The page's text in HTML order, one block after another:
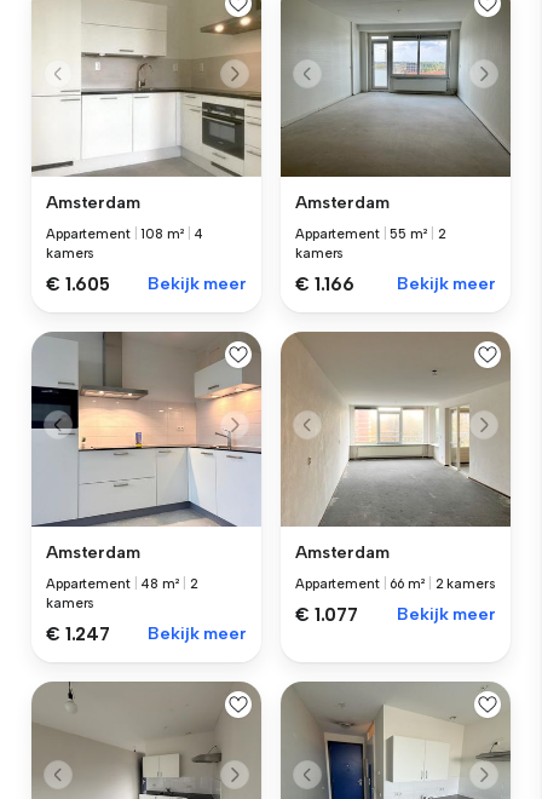
Amsterdam
Appartement |108 m²
4
kamers
€ 1.605 Bekijk meer
Amsterdam
Appartement |55 m²
2
kamers
€ 1.166 Bekijk meer
Amsterdam
Appartement 48 m²
2
kamers
€ 1.247 Bekijk meer
Amsterdam
Appartement 66 m² 2 kamers
€ 1.077 Bekijk meer